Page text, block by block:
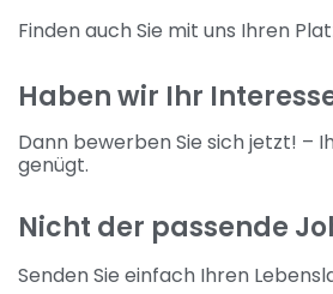
Finden auch Sie mit uns Ihren
Haben wir Ihr
Dann bewerben Sie sich jetzt! –
genügt.
Nicht der passende
Senden Sie einfach Ihren